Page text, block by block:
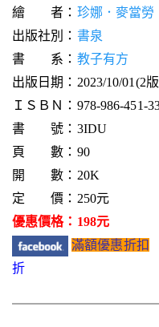
繪 者： 珍娜．麥當勞
出版社別： 書泉
書 系： 教子有方
出版日期：2023/10/01(2
ＩＳＢＮ：978-986-451-
書 號：3IDU
頁 數：90
開 數：20K
定 價：250元
優惠價格：198元
滿額優惠折扣
折